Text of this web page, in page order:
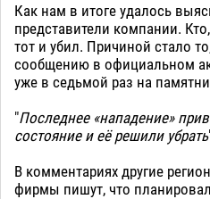
Как нам в итоге удалось
представители компании.
тот и убил. Причиной стало
сообщению в официальном
уже в седьмой раз на
"Последнее «нападение»
состояние и её решили убрать
В комментариях другие
фирмы пишут, что